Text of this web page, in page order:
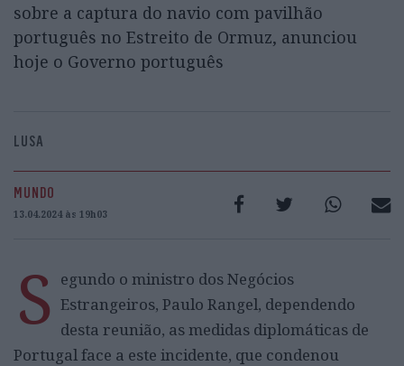
sobre a captura do navio com pavilhão
português no Estreito de Ormuz, anunciou
hoje o Governo português
LUSA
MUNDO
13.04.2024 às 19h03
S egundo o ministro dos Negócios
Estrangeiros, Paulo Rangel, dependendo
desta reunião, as medidas diplomáticas de
Portugal face a este incidente, que condenou